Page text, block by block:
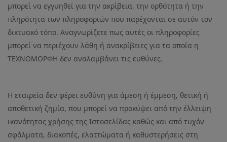
μπορεί να εγγυηθεί για την ακρίβεια, την ορθότητα ή την
πληρότητα των πληροφοριών που παρέχονται σε αυτόν τον
δικτυακό τόπο. Αναγνωρίζετε πως αυτές οι πληροφορίες
μπορεί να περιέχουν λάθη ή ανακρίβειες για τα οποία η
ΤΕΧΝΟΜΟΡΦΗ δεν αναλαμβάνει τις ευθύνες.
Η εταιρεία δεν φέρει ευθύνη για άμεση ή έμμεση, θετική ή
αποθετική ζημία, που μπορεί να προκύψει από την έλλειψη
ικανότητας χρήσης της Ιστοσελίδας καθώς και από τυχόν
σφάλματα, διακοπές, ελαττώματα ή καθυστερήσεις στη